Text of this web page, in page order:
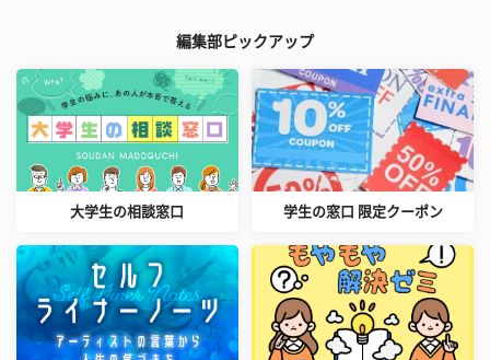
編集部ピックアップ
大学生の相談窓口 学生の窓口 限定クーポン